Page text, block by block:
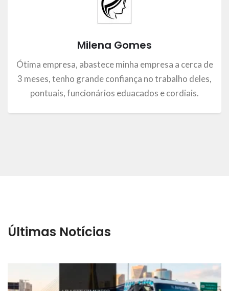
Milena Gomes
Ótima empresa, abastece minha empresa a cerca de
3 meses, tenho grande confiança no trabalho deles,
pontuais, funcionários eduacados e cordiais.
Últimas Notícias